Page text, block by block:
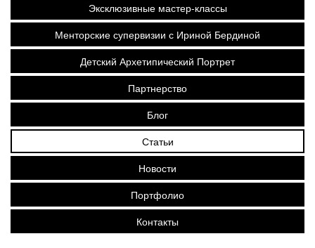
Эксклюзивные мастер-классы
Менторские супервизии с Ириной Бердиной
Детский Архетипический Портрет
Партнерство
Блог
Статьи
Новости
Портфолио
Контакты